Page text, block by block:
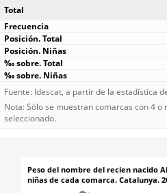
Total
Fuente: Idescat, a partir de la estadística
Nota: Sólo se muestran comarcas con 4 o
seleccionado.